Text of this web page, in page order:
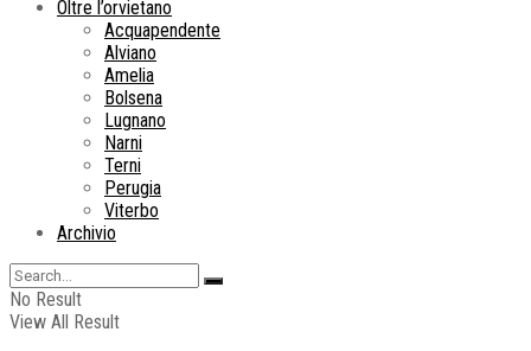
Oltre l’orvietano
Acquapendente
Alviano
Amelia
Bolsena
Lugnano
Narni
Terni
Perugia
Viterbo
Archivio
No Result
View All Result